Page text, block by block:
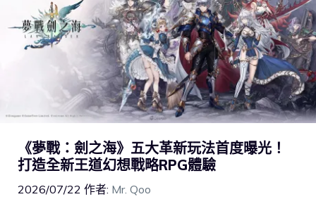
《夢戰：劍之海》五大革新玩法首度曝光！
打造全新王道幻想戰略RPG體驗
2026/07/22 作者: Mr. Qoo